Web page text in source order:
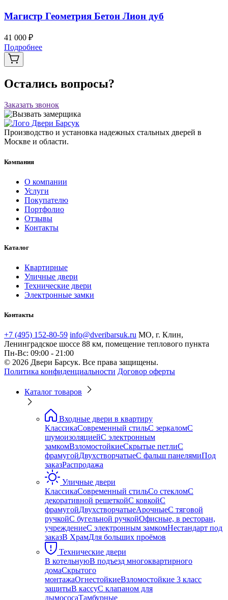
Магистр Геометрия Бетон Лион дуб
41 000 ₽
Подробнее
Остались вопросы?
Заказать звонок
Производство и установка надежных стальных дверей в
Москве и области.
Компания
О компании
Услуги
Покупателю
Портфолио
Отзывы
Контакты
Каталог
Квартирные
Уличные двери
Технические двери
Электронные замки
Контакты
+7 (495) 152-80-59 info@dveribarsuk.ru МО, г. Клин,
Ленинградское шоссе 88 км, помещение теплового пункта
Пн-Вс: 09:00 - 21:00
© 2026 Двери Барсук. Все права защищены.
Политика конфиденциальности Договор оферты
Каталог товаров
Входные двери в квартиру
КлассикаСовременный стильС зеркаломС
шумоизоляциейС электронным
замкомВзломостойкиеСкрытые петлиС
фрамугойДвухстворчатыеС фальш панелямиПод
заказРаспродажа
Уличные двери
КлассикаСовременный стильСо стекломС
декоративной решеткойС ковкойС
фрамугойДвухстворчатыеАрочныеС тяговой
ручкойС бугельной ручкойОфисные, в ресторан,
учреждениеС электронным замкомНестандарт под
заказВ ХрамДля больших проёмов
Технические двери
В котельнуюВ подъезд многоквартирного
домаСкрытого
монтажаОгнестойкиеВзломостойкие 3 класс
защитыВ кассуС клапаном для
дымососаТамбурные